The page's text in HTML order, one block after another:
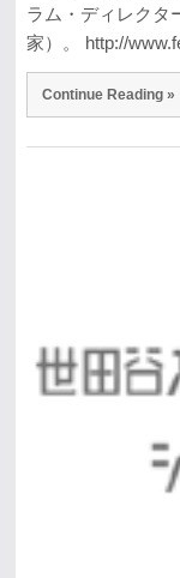
ラム・ディレクタ
家）。 http://
Continue Reading »